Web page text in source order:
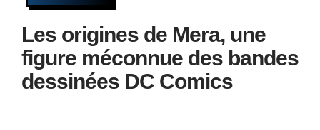
Les origines de Mera, une
figure méconnue des bandes
dessinées DC Comics